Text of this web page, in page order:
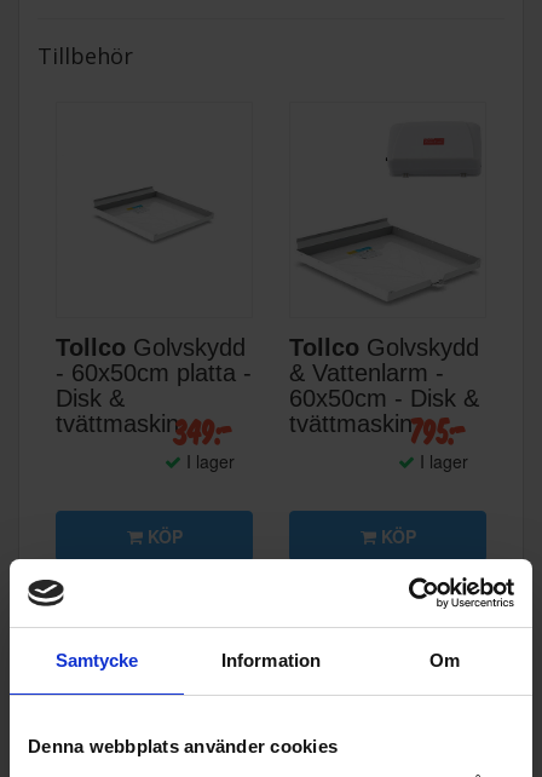
Samtycke Information Om
Denna webbplats använder cookies
Tillbehör
Tollco Golvskydd
- 60x50cm platta -
Disk &
tvättmaskin349:-
I lager
KÖP
Tollco Golvskydd
& Vattenlarm -
60x50cm - Disk &
tvättmaskin795:-
I lager
KÖP